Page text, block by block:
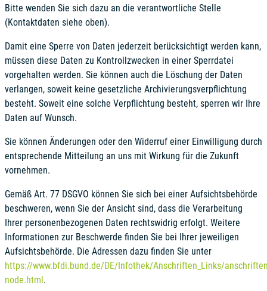
Bitte wenden Sie sich dazu an die verantwortliche Stelle
(Kontaktdaten siehe oben).
Damit eine Sperre von Daten jederzeit berücksichtigt werden kann,
müssen diese Daten zu Kontrollzwecken in einer Sperrdatei
vorgehalten werden. Sie können auch die Löschung der Daten
verlangen, soweit keine gesetzliche Archivierungsverpflichtung
besteht. Soweit eine solche Verpflichtung besteht, sperren wir Ihre
Daten auf Wunsch.
Sie können Änderungen oder den Widerruf einer Einwilligung durch
entsprechende Mitteilung an uns mit Wirkung für die Zukunft
vornehmen.
Gemäß Art. 77 DSGVO können Sie sich bei einer Aufsichtsbehörde
beschweren, wenn Sie der Ansicht sind, dass die Verarbeitung
Ihrer personenbezogenen Daten rechtswidrig erfolgt. Weitere
Informationen zur Beschwerde finden Sie bei Ihrer jeweiligen
Aufsichtsbehörde. Die Adressen dazu finden Sie unter
https://www.bfdi.bund.de/DE/Infothek/Anschriften_Links/
node.html.